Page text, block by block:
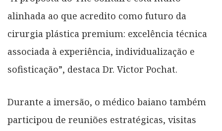
alinhada ao que acredito como futuro da
cirurgia plástica premium: excelência técnica
associada à experiência, individualização e
sofisticação”, destaca Dr. Victor Pochat.
Durante a imersão, o médico baiano também
participou de reuniões estratégicas, visitas